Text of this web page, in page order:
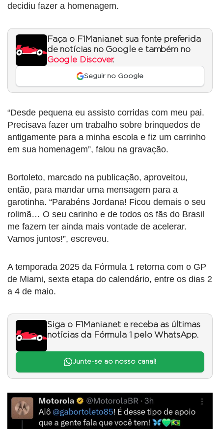
decidiu fazer a homenagem.
Faça o F1Mania.net sua fonte preferida
de notícias no Google e também no
Google Discover.
Seguir no Google
“Desde pequena eu assisto corridas com meu pai.
Precisava fazer um trabalho sobre brinquedos de
antigamente para a minha escola e fiz um carrinho
em sua homenagem”, falou na gravação.
Bortoleto, marcado na publicação, aproveitou,
então, para mandar uma mensagem para a
garotinha. “Parabéns Jordana! Ficou demais o seu
rolimã… O seu carinho e de todos os fãs do Brasil
me fazem ter ainda mais vontade de acelerar.
Vamos juntos!”, escreveu.
A temporada 2025 da Fórmula 1 retorna com o GP
de Miami, sexta etapa do calendário, entre os dias 2
a 4 de maio.
Siga o F1Mania.net e receba as últimas
notícias da Fórmula 1 pelo WhatsApp.
Junte-se ao nosso canal!